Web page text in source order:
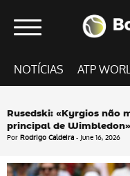
NOTÍCIAS ATP
Rusedski: «Kyrgios não
principal de Wimbledon»
Por Rodrigo Caldeira - June 16, 2026